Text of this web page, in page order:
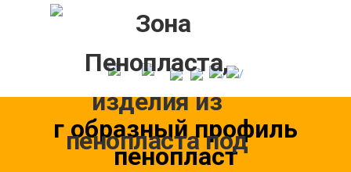
г образный профиль
пенопласт